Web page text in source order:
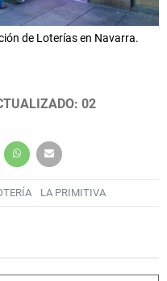
de Loterías en Navarra.
02
LA PRIMITIVA